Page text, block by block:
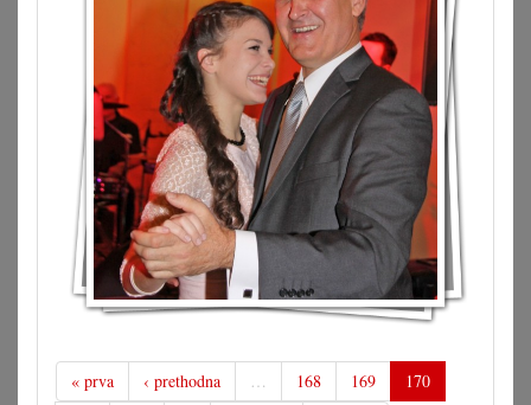
« prva ‹ prethodna … 168 169
170